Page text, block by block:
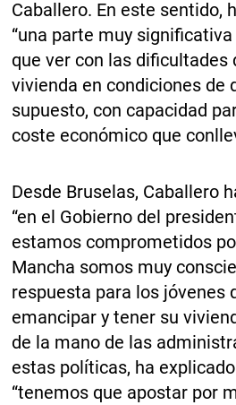
Caballero. En este sentido,
“una parte muy
que ver con las dificultades
vivienda en condiciones de
supuesto, con capacidad
coste económico que
Desde Bruselas, Caballero
“en el Gobierno del
estamos comprometidos
Mancha somos muy
respuesta para los jóvenes
emancipar y tener su
de la mano de las
estas políticas, ha
“tenemos que apostar por